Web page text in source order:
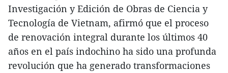
Investigación y Edición de Obras de Ciencia y
Tecnología de Vietnam, afirmó que el proceso
de renovación integral durante los últimos 40
años en el país indochino ha sido una profunda
revolución que ha generado transformaciones